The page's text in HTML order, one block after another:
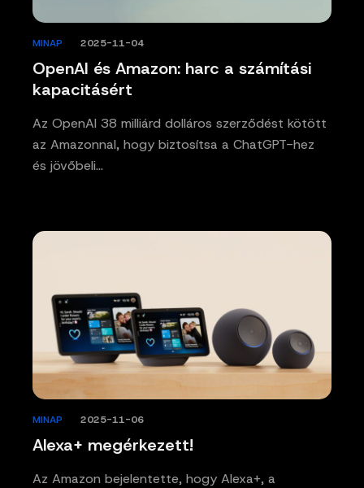
OpenAI és Amazon: harc a számítási
kapacitásért
MINAP 2025-11-04
Az OpenAI 38 milliárd dolláros szerződést kötött
az Amazonnal, hogy biztosítsa a ChatGPT-hez
és jövőbeli…
Alexa+ megérkezett!
MINAP 2025-11-06
Az Amazon bejelentette, hogy Alexa+, a